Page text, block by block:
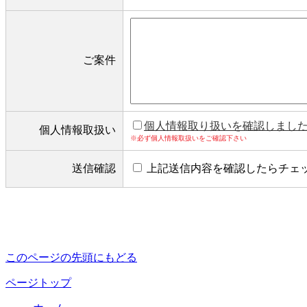
ご案件
個人情報取扱い 個人情報取り扱いを確認しました
※必ず個人情報取扱いをご確認下さい
送信確認 上記送信内容を確認したらチェ
このページの先頭にもどる
ページトップ